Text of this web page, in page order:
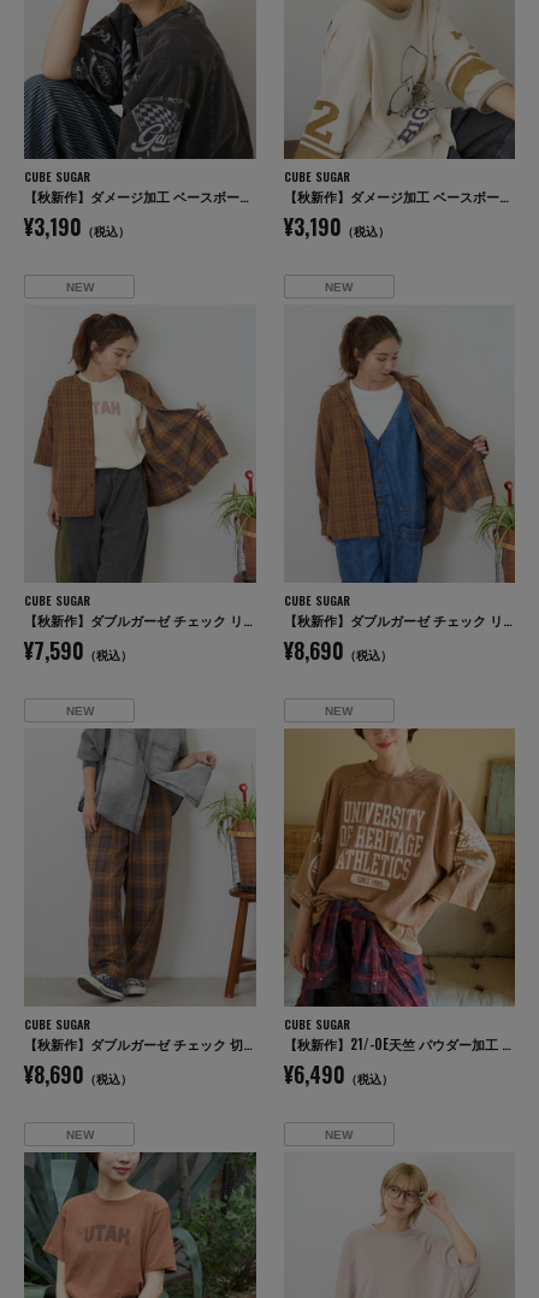
CUBE SUGAR
【秋新作】ダメージ加工 ベースボール キャップ
¥3,190 （税込）
CUBE SUGAR
【秋新作】ダメージ加工 ベースボール キャップ
¥3,190 （税込）
NEW
CUBE SUGAR
【秋新作】ダブルガーゼ チェック リバーシブル 5分袖 ドルマンシャツ
¥7,590 （税込）
NEW
CUBE SUGAR
【秋新作】ダブルガーゼ チェック リバーシブル レギュラーシャツ
¥8,690 （税込）
NEW
CUBE SUGAR
【秋新作】ダブルガーゼ チェック 切替 イージーパンツ
¥8,690 （税込）
NEW
CUBE SUGAR
【秋新作】21/-OE天竺 パウダー加工 ラグラン 6分袖 ロゴプリント Tシャツ
¥6,490 （税込）
NEW NEW